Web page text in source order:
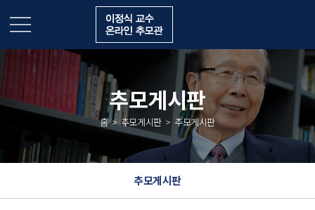
추모게시판
홈 추모게시판 추모게시판
추모게시판